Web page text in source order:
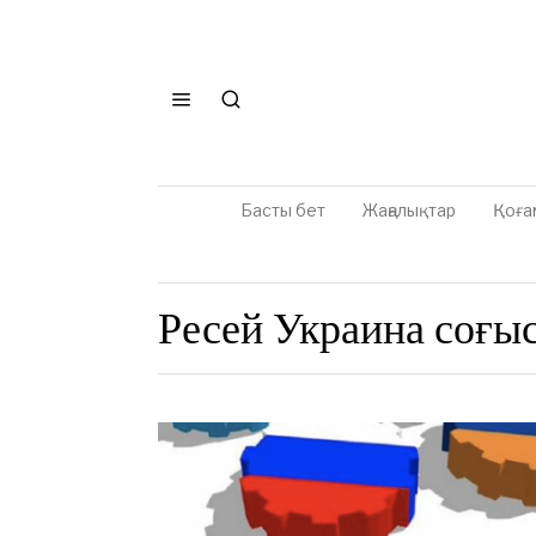
Басты бет Жаңалықтар
Ресей Украина